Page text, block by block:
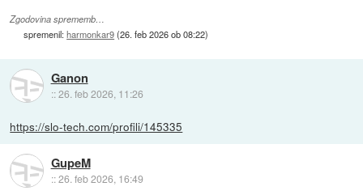
Zgodovina sprememb…
spremenil:harmonkar9(26. feb 2026 ob 08:22)
Ganon
::26. feb 2026, 11:26
https://slo-tech.com/profili/145335
GupeM
::26. feb 2026, 16:49